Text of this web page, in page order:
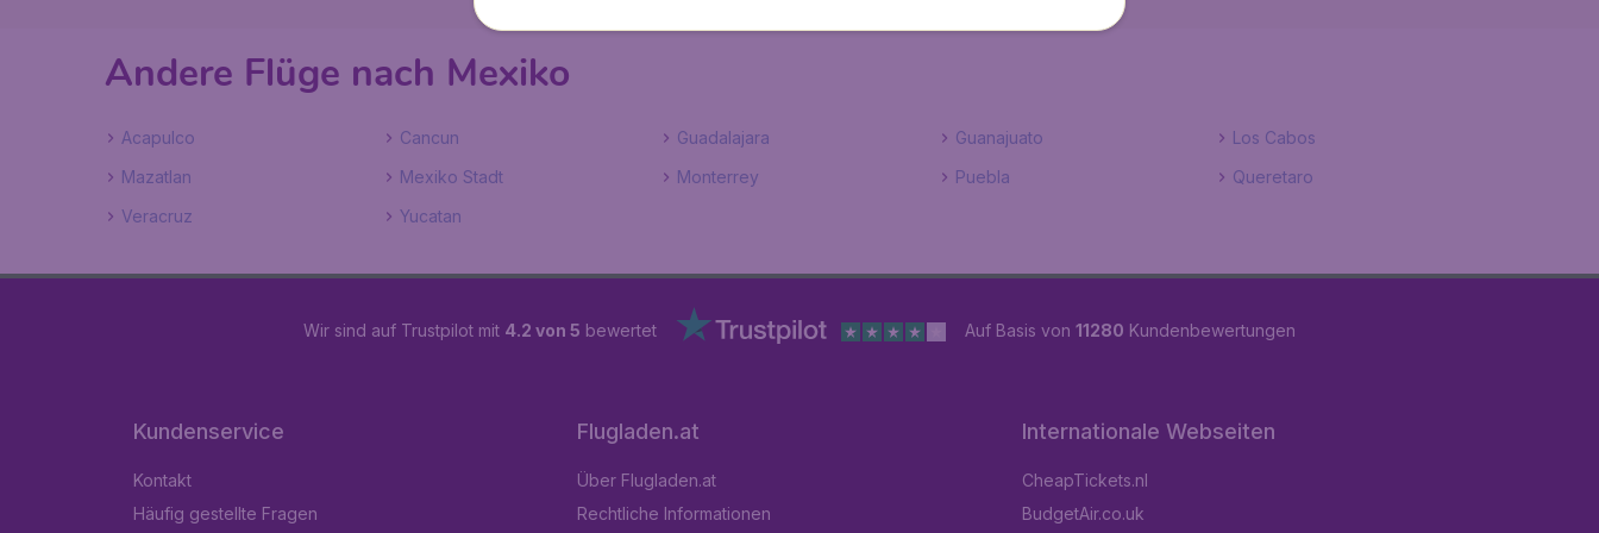
Andere Flüge nach Mexiko
Acapulco Cancun Guadalajara Guanajuato
Los Cabos
Mazatlan
Mexiko Stadt Monterrey Puebla
Queretaro
Veracruz
Yucatan
Wir sind auf Trustpilot mit 4.2 von 5 bewertet Auf Basis von 11280 Kundenbewertungen
Kundenservice
Kontakt
Häufig gestellte Fragen
Flugladen.at
Über Flugladen.at
Rechtliche Informationen
Internationale Webseiten
CheapTickets.nl
BudgetAir.co.uk